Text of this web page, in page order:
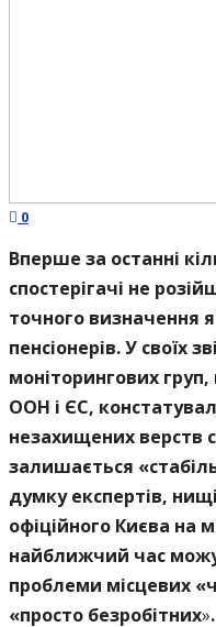
0
Вперше за останні
спостерігачі не
точного визначення
пенсіонерів. У своїх
моніторингових
ООН і ЄС,
незахищених верств
залишається
думку експертів,
офіційного Києва на
найближчий час
проблеми місцевих
«просто безробітних».